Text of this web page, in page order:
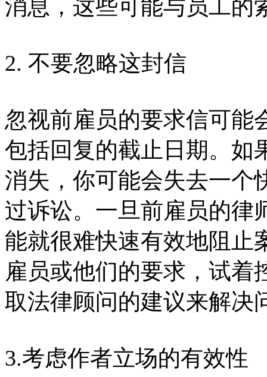
消息，这些可能与员工的
2. 不要忽略这封信
忽视前雇员的要求信可能
包括回复的截止日期。如
消失，你可能会失去一个
过诉讼。一旦前雇员的律
能就很难快速有效地阻止
雇员或他们的要求，试着
取法律顾问的建议来解决
3.考虑作者立场的有效性